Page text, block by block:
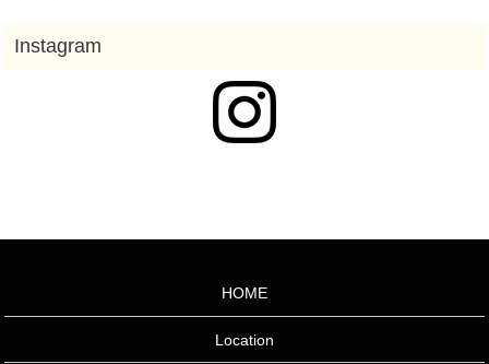
HOME
Location